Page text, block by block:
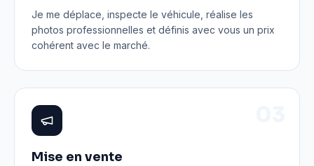
Je me déplace, inspecte le véhicule, réalise les
photos professionnelles et définis avec vous un prix
cohérent avec le marché.
Mise en vente